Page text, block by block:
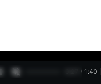
0:28 / 1:40